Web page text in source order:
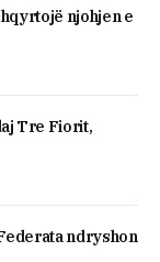
njohjen e
Tre Fiorit,
ndryshon